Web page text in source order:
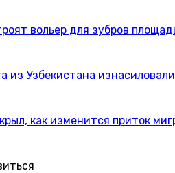
вольер для зубров
из Узбекистана
как изменится приток